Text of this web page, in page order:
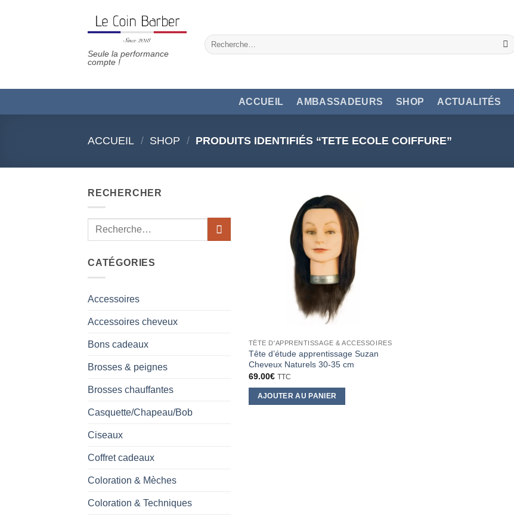
Seule la performance
compte !
Recherche
pour :
ACCUEIL AMBASSADEURS SHOP ACTUALITÉS
ACCUEIL / SHOP / PRODUITS IDENTIFIÉS “TETE ECOLE COIFFURE”
RECHERCHER
Recherche
CATÉGORIES
Accessoires
Accessoires cheveux
Bons cadeaux
Brosses & peignes
Brosses chauffantes
Casquette/Chapeau/Bob
Ciseaux
Coffret cadeaux
Coloration & Mèches
Coloration & Techniques
TÊTE D'APPRENTISSAGE & ACCESSOIRES
Tête d’étude apprentissage Suzan
Cheveux Naturels 30-35 cm
69.00€ TTC
AJOUTER AU PANIER